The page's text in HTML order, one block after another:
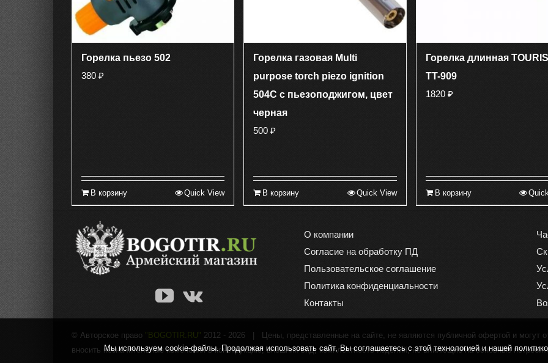
Горелка пьезо 502
380 ₽
В корзину Quick View
Горелка газовая Multi
purpose torch piezo ignition
504C c пьезоподжигом, цвет
черная
500₽
В корзину Quick View
Горелка длинная
TT-909
1820 ₽
В корзину
О компании
Согласие на обработку ПД
Пользовательское соглашение
Политика конфиденциальности
Контакты
© Авторское право "BOGOTIR.RU" 2012 - 2026 | Цены, представленные на сайте, не являются публичной офертой и могут
вносить незначительные изменения в конструкцию, внешний вид, комплектность изделий, не влияющие на основные
Мы используем cookie-файлы. Продолжая использовать сайт, Вы соглашаетесь с этой технологией и нашей